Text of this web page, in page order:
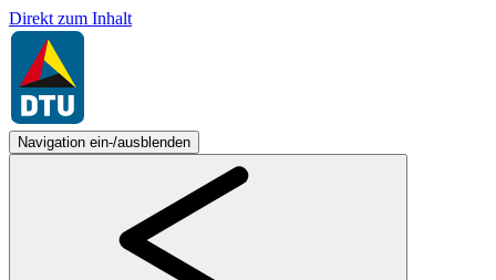
Direkt zum Inhalt
Navigation ein-/ausblenden